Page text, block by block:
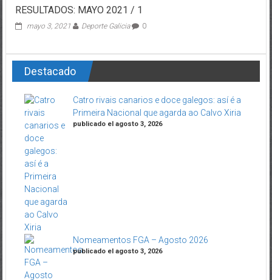
RESULTADOS: MAYO 2021 / 1
mayo 3, 2021 Deporte Galicia 0
Destacado
Catro rivais canarios e doce galegos: así é a
Primeira Nacional que agarda ao Calvo Xiria
publicado el agosto 3, 2026
Nomeamentos FGA – Agosto 2026
publicado el agosto 3, 2026